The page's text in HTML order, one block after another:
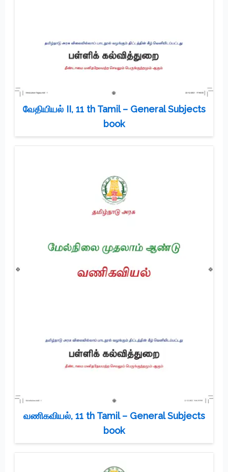
வேதியியல் II, 11 th Tamil – General Subjects
book
வணிகவியல், 11 th Tamil – General Subjects
book